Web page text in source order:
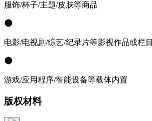
服饰/杯子/主题/皮肤等商品
电影/电视剧/综艺/纪录片等影视作品或栏目
游戏/应用程序/智能设备等载体内置
版权材料